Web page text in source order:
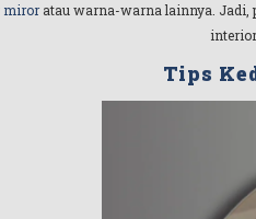
miroratau warna-warna lainnya. Jadi,
Tips